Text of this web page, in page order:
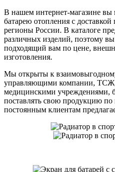
В нашем интернет-магазине вы
батарею отопления с
регионы России. В каталоге
различных изделий, поэтому
подходящий вам по цене,
изготовления.
Мы открыты к
управляющими компании,
медицинскими учреждениями,
поставлять свою продукцию
постоянным клиентам